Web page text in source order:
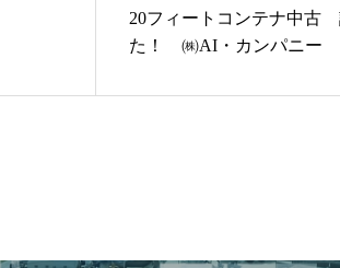
20フィートコンテナ中古
た！ ㈱AI・カンパニー